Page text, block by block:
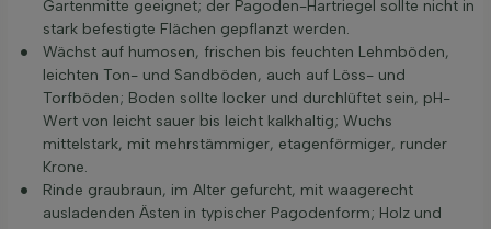
Gartenmitte geeignet; der Pagoden-Hartriegel sollte nicht in
stark befestigte Flächen gepflanzt werden.
Wächst auf humosen, frischen bis feuchten Lehmböden,
leichten Ton- und Sandböden, auch auf Löss- und
Torfböden; Boden sollte locker und durchlüftet sein, pH-
Wert von leicht sauer bis leicht kalkhaltig; Wuchs
mittelstark, mit mehrstämmiger, etagenförmiger, runder
Krone.
Rinde graubraun, im Alter gefurcht, mit waagerecht
ausladenden Ästen in typischer Pagodenform; Holz und